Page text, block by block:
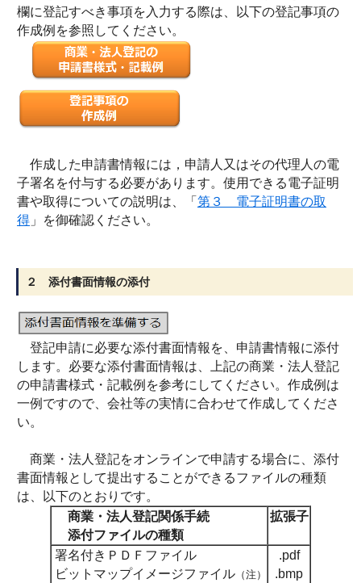
欄に登記すべき事項を入力する際は、以下の登記事項の
作成例を参照してください。
作成した申請書情報には，申請人又はその代理人の電
子署名を付与する必要があります。使用できる電子証明
書や取得についての説明は、「 第３ 電子証明書の取
得 」を御確認ください。
２ 添付書面情報の添付
登記申請に必要な添付書面情報を、申請書情報に添付
します。必要な添付書面情報は、上記の商業・法人登記
の申請書様式・記載例を参考にしてください。作成例は
一例ですので、会社等の実情に合わせて作成してくださ
い。
商業・法人登記をオンラインで申請する場合に、添付
書面情報として提出することができるファイルの種類
は、以下のとおりです。
商業・法人登記関係手続
添付ファイルの種類
拡張子
署名付きＰＤＦファイル
ビットマップイメージファイル （注）
.pdf
.bmp